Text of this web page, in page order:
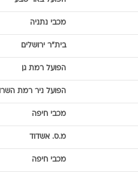
מכבי נתניה
בית"ר ירושלים
הפועל רמת גן
הפועל ניר רמת השרון
מכבי חיפה
מ.ס. אשדוד
מכבי חיפה